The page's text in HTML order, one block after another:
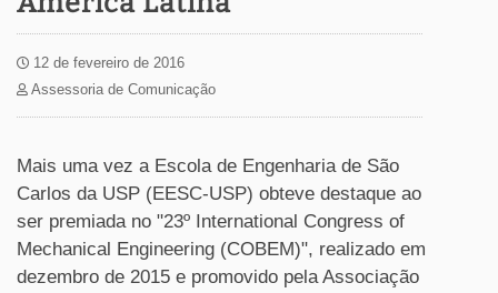
12 de fevereiro de 2016
Assessoria de Comunicação
Mais uma vez a Escola de Engenharia de São
Carlos da USP (EESC-USP) obteve destaque ao
ser premiada no "23º International Congress of
Mechanical Engineering (COBEM)", realizado em
dezembro de 2015 e promovido pela Associação